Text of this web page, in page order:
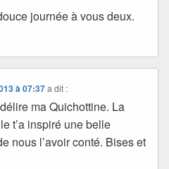
journée à vous deux.
à 07:37 a dit :
ma Quichottine. La
t’a inspiré une belle
nous l’avoir conté. Bises et